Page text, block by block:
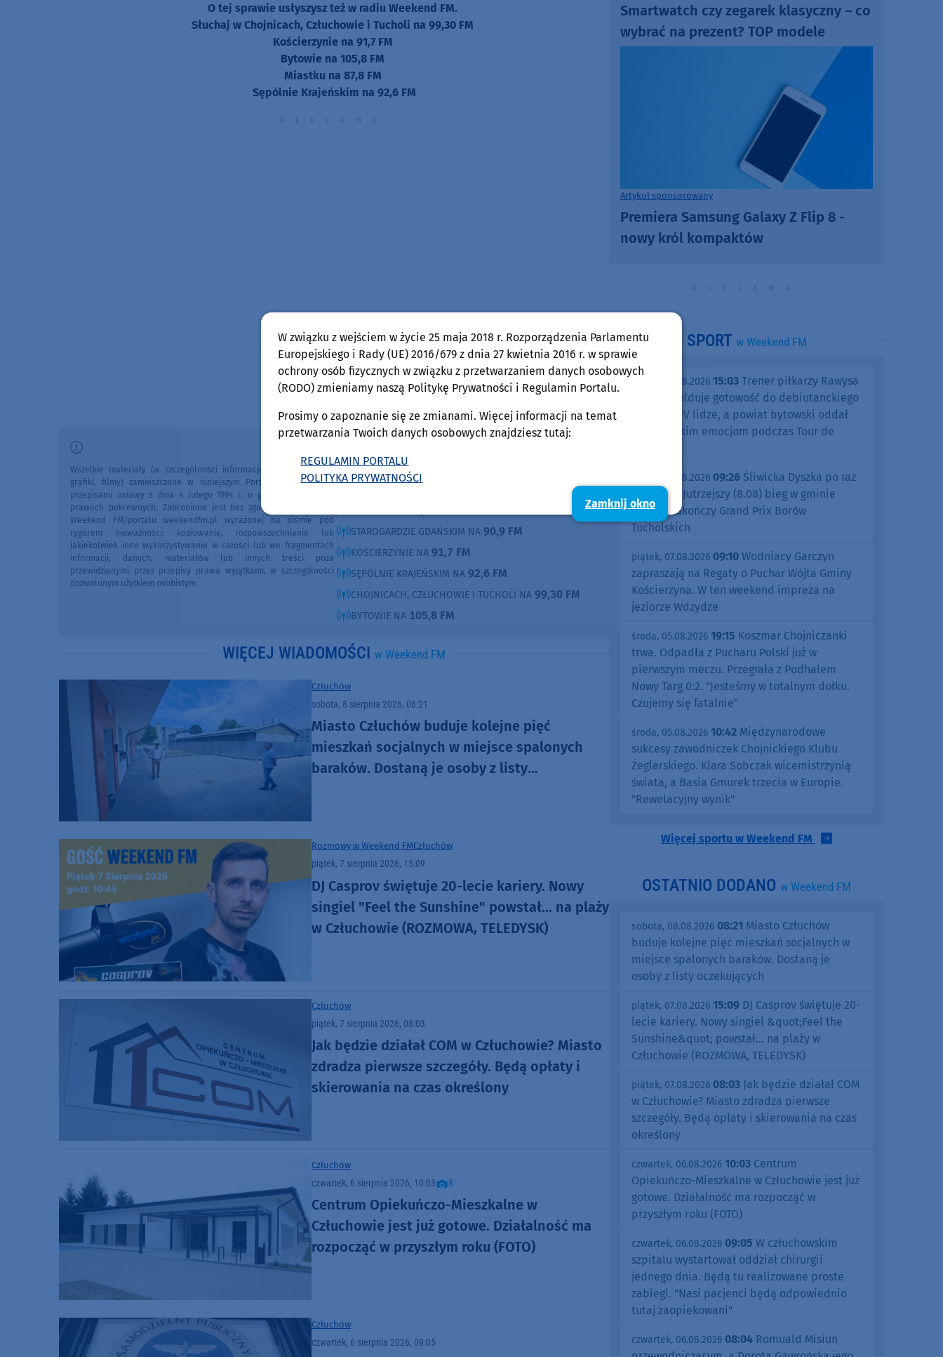
O tej sprawie usłyszysz też w radiu Weekend FM.
Słuchaj w Chojnicach, Człuchowie i Tucholi na 99,30 FM
Kościerzynie na 91,7 FM
Bytowie na 105,8 FM
Miastku na 87,8 FM
Sępólnie Krajeńskim na 92,6 FM
Wojciech Piepiorka
Pokaż e-mail
FM.
STAROGARDZIE GDAŃSKIM NA 90,9 FM
KOŚCIERZYNIE NA 91,7 FM
SĘPÓLNIE KRAJEŃSKIM NA 92,6 FM
CHOJNICACH, CZŁUCHOWIE I TUCHOLI NA 99,30 FM
BYTOWIE NA 105,8 FM
Wszelkie materiały (w szczególności informacje lokalne, zdjęcia,
grafiki, filmy) zamieszczone w niniejszym Portalu chronione są
przepisami ustawy z dnia 4 lutego 1994 r. o prawie autorskim i
prawach pokrewnych. Zabronione jest bez zgody Redakcji Radia
Weekend FM/portalu weekendfm.pl wyrażonej na piśmie pod
rygorem nieważności: kopiowanie, rozpowszechnianie lub
jakiekolwiek inne wykorzystywanie w całości lub we fragmentach
informacji, danych, materiałów lub innych treści poza
przewidzianymi przez przepisy prawa wyjątkami, w szczególności
dozwolonym użytkiem osobistym.
WIĘCEJ WIADOMOŚCI w Weekend FM
Człuchów
sobota, 8 sierpnia 2026, 08:21
Miasto Człuchów buduje kolejne pięć
mieszkań socjalnych w miejsce spalonych
baraków. Dostaną je osoby z listy
Rozmowy w Weekend FMCzłuchów
piątek, 7 sierpnia 2026, 15:09
DJ Casprov świętuje 20-lecie kariery. Nowy
singiel "Feel the Sunshine" powstał... na plaży
w Człuchowie (ROZMOWA, TELEDYSK)
Człuchów
piątek, 7 sierpnia 2026, 08:03
Jak będzie działał COM w Człuchowie? Miasto
zdradza pierwsze szczegóły. Będą opłaty i
skierowania na czas określony
Człuchów
czwartek, 6 sierpnia 2026, 10:03 8
Centrum Opiekuńczo-Mieszkalne w
Człuchowie jest już gotowe. Działalność ma
rozpocząć w przyszłym roku (FOTO)
Człuchów
czwartek, 6 sierpnia 2026, 09:05
Smartwatch czy zegarek klasyczny – co
wybrać na prezent? TOP modele
Artykuł sponsorowany
Premiera Samsung Galaxy Z Flip 8 -
nowy król kompaktów
SPORT w Weekend FM
piątek, 07.08.2026 15:03 Trener piłkarzy Rawysa
Raciąż melduje gotowość do debiutanckiego
sezonu w IV lidze, a powiat bytowski oddał
się kolarskim emocjom podczas Tour de
piątek, 07.08.2026 09:26 Śliwicka Dyszka po raz
dziesiąty. Jutrzejszy (8.08) bieg w gminie
Śliwice zakończy Grand Prix Borów
Tucholskich
piątek, 07.08.2026 09:10 Wodniacy Garczyn
zapraszają na Regaty o Puchar Wójta Gminy
Kościerzyna. W ten weekend impreza na
jeziorze Wdzydze
środa, 05.08.2026 19:15 Koszmar Chojniczanki
trwa. Odpadła z Pucharu Polski już w
pierwszym meczu. Przegrała z Podhalem
Nowy Targ 0:2. "Jesteśmy w totalnym dołku.
Czujemy się fatalnie"
środa, 05.08.2026 10:42 Międzynarodowe
sukcesy zawodniczek Chojnickiego Klubu
Żeglarskiego. Klara Sobczak wicemistrzynią
świata, a Basia Gmurek trzecia w Europie.
"Rewelacyjny wynik"
Więcej sportu w Weekend FM
OSTATNIO DODANO w Weekend FM
sobota, 08.08.2026 08:21 Miasto Człuchów
buduje kolejne pięć mieszkań socjalnych w
miejsce spalonych baraków. Dostaną je
osoby z listy oczekujących
piątek, 07.08.2026 15:09 DJ Casprov świętuje 20-
lecie kariery. Nowy singiel &quot;Feel the
Sunshine&quot; powstał... na plaży w
Człuchowie (ROZMOWA, TELEDYSK)
piątek, 07.08.2026 08:03 Jak będzie działał COM
w Człuchowie? Miasto zdradza pierwsze
szczegóły. Będą opłaty i skierowania na czas
określony
czwartek, 06.08.2026 10:03 Centrum
Opiekuńczo-Mieszkalne w Człuchowie jest już
gotowe. Działalność ma rozpocząć w
przyszłym roku (FOTO)
czwartek, 06.08.2026 09:05 W człuchowskim
szpitalu wystartował oddział chirurgii
jednego dnia. Będą tu realizowane proste
zabiegi. "Nasi pacjenci będą odpowiednio
tutaj zaopiekowani"
czwartek, 06.08.2026 08:04 Romuald Misiun
W związku z wejściem w życie 25 maja 2018 r. Rozporządzenia Parlamentu
Europejskiego i Rady (UE) 2016/679 z dnia 27 kwietnia 2016 r. w sprawie
ochrony osób fizycznych w związku z przetwarzaniem danych osobowych
(RODO) zmieniamy naszą Politykę Prywatności i Regulamin Portalu.
Prosimy o zapoznanie się ze zmianami. Więcej informacji na temat
przetwarzania Twoich danych osobowych znajdziesz tutaj:
REGULAMIN PORTALU
POLITYKA PRYWATNOŚCI
Zamknij okno